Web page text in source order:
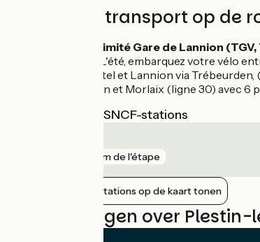
Treinen en transport op de
Gare à proximité Gare de Lannion (TGV,
L'été, embarquez votre vélo
Trégastel et Lannion via
Lannion et Morlaix (ligne 30) avec 6
Dichtstbijzijnde SNCF-stations
110 m de l'étape
Nabijgelegen stations op de kaart tonen
Beoordelingen over